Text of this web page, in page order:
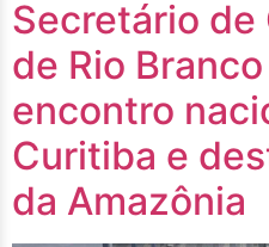
Secretário de
de Rio
encontro
Curitiba e
da Amazônia